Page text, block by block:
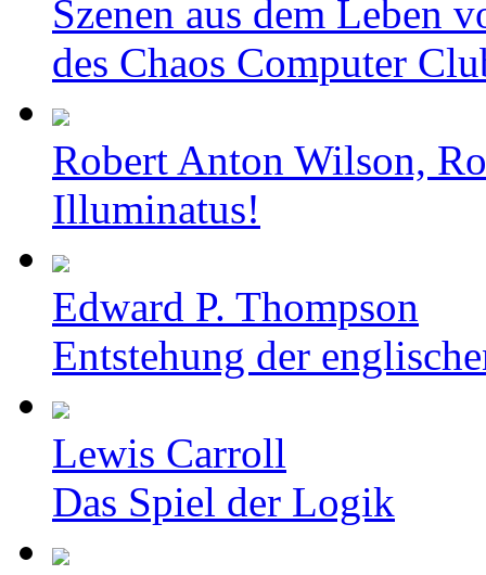
Szenen aus dem Leben
des Chaos Computer
Robert Anton Wilson,
Illuminatus!
Edward P. Thompson
Entstehung der
Lewis Carroll
Das Spiel der Logik